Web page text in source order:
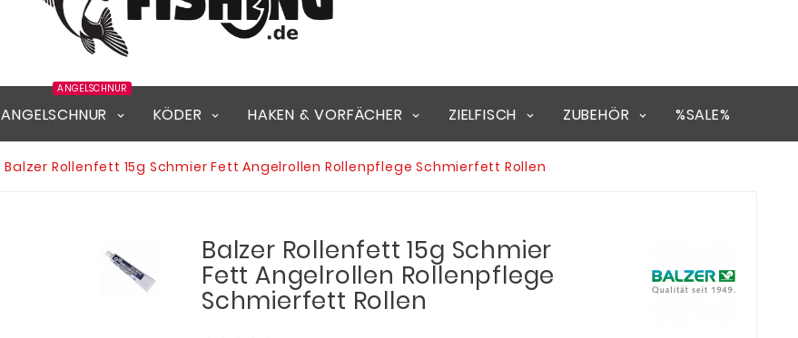
ANGELSCHNUR
ANGELSCHNUR
KÖDER HAKEN & VORFÄCHER ZIELFISCH ZUBEHÖR %SALE%
Balzer Rollenfett 15g Schmier Fett Angelrollen Rollenpflege Schmierfett Rollen
Balzer Rollenfett 15g Schmier
Fett Angelrollen Rollenpflege
Schmierfett Rollen